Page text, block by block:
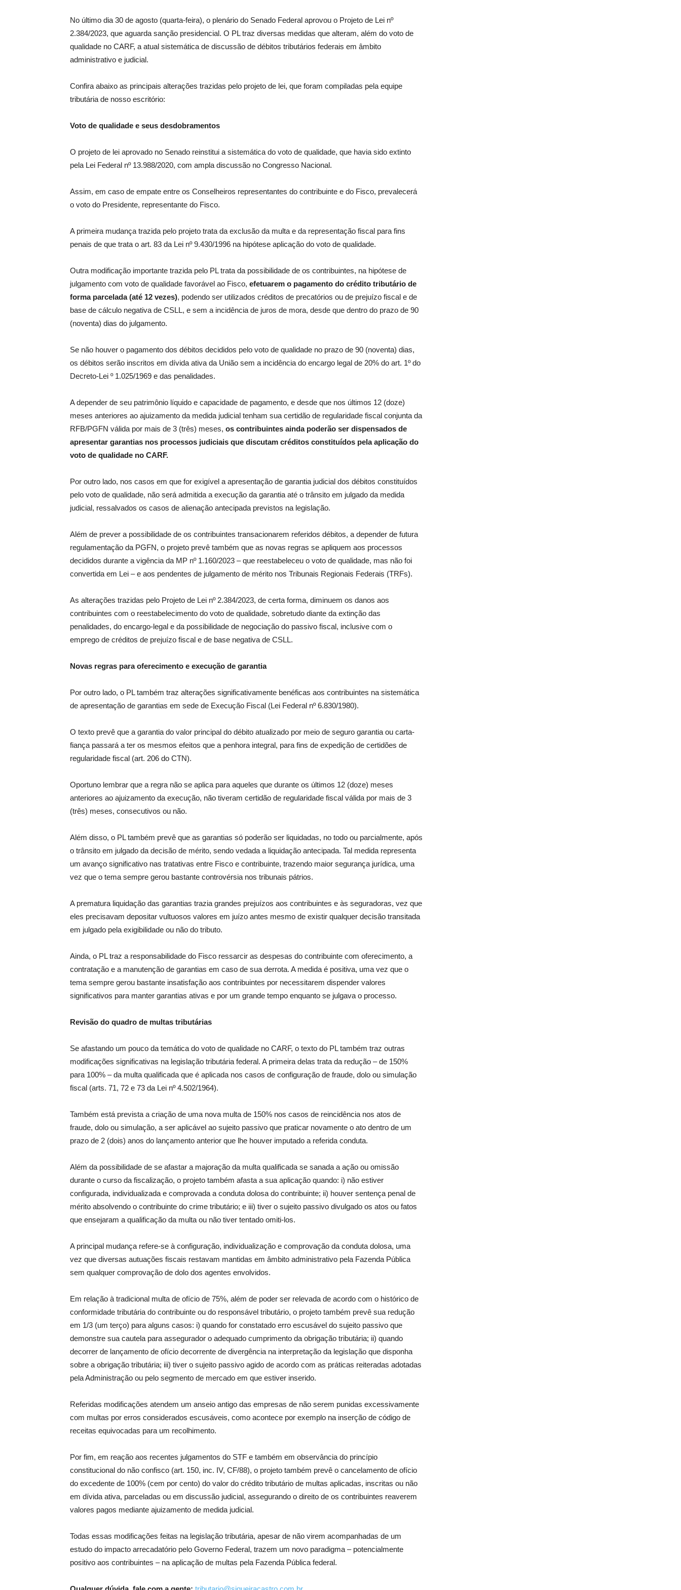
No último dia 30 de agosto (quarta-feira), o plenário do Senado Federal aprovou o Projeto de Lei nº
2.384/2023, que aguarda sanção presidencial. O PL traz diversas medidas que alteram, além do voto de
qualidade no CARF, a atual sistemática de discussão de débitos tributários federais em âmbito
administrativo e judicial.
Confira abaixo as principais alterações trazidas pelo projeto de lei, que foram compiladas pela equipe
tributária de nosso escritório:
Voto de qualidade e seus desdobramentos
O projeto de lei aprovado no Senado reinstitui a sistemática do voto de qualidade, que havia sido extinto
pela Lei Federal nº 13.988/2020, com ampla discussão no Congresso Nacional.
Assim, em caso de empate entre os Conselheiros representantes do contribuinte e do Fisco, prevalecerá
o voto do Presidente, representante do Fisco.
A primeira mudança trazida pelo projeto trata da exclusão da multa e da representação fiscal para fins
penais de que trata o art. 83 da Lei nº 9.430/1996 na hipótese aplicação do voto de qualidade.
Outra modificação importante trazida pelo PL trata da possibilidade de os contribuintes, na hipótese de
julgamento com voto de qualidade favorável ao Fisco, efetuarem o pagamento do crédito tributário de
forma parcelada (até 12 vezes), podendo ser utilizados créditos de precatórios ou de prejuízo fiscal e de
base de cálculo negativa de CSLL, e sem a incidência de juros de mora, desde que dentro do prazo de 90
(noventa) dias do julgamento.
Se não houver o pagamento dos débitos decididos pelo voto de qualidade no prazo de 90 (noventa) dias,
os débitos serão inscritos em dívida ativa da União sem a incidência do encargo legal de 20% do art. 1º do
Decreto-Lei º 1.025/1969 e das penalidades.
A depender de seu patrimônio líquido e capacidade de pagamento, e desde que nos últimos 12 (doze)
meses anteriores ao ajuizamento da medida judicial tenham sua certidão de regularidade fiscal conjunta da
RFB/PGFN válida por mais de 3 (três) meses, os contribuintes ainda poderão ser dispensados de
apresentar garantias nos processos judiciais que discutam créditos constituídos pela aplicação do
voto de qualidade no CARF.
Por outro lado, nos casos em que for exigível a apresentação de garantia judicial dos débitos constituídos
pelo voto de qualidade, não será admitida a execução da garantia até o trânsito em julgado da medida
judicial, ressalvados os casos de alienação antecipada previstos na legislação.
Além de prever a possibilidade de os contribuintes transacionarem referidos débitos, a depender de futura
regulamentação da PGFN, o projeto prevê também que as novas regras se apliquem aos processos
decididos durante a vigência da MP nº 1.160/2023 – que reestabeleceu o voto de qualidade, mas não foi
convertida em Lei – e aos pendentes de julgamento de mérito nos Tribunais Regionais Federais (TRFs).
As alterações trazidas pelo Projeto de Lei nº 2.384/2023, de certa forma, diminuem os danos aos
contribuintes com o reestabelecimento do voto de qualidade, sobretudo diante da extinção das
penalidades, do encargo-legal e da possibilidade de negociação do passivo fiscal, inclusive com o
emprego de créditos de prejuízo fiscal e de base negativa de CSLL.
Novas regras para oferecimento e execução de garantia
Por outro lado, o PL também traz alterações significativamente benéficas aos contribuintes na sistemática
de apresentação de garantias em sede de Execução Fiscal (Lei Federal nº 6.830/1980).
O texto prevê que a garantia do valor principal do débito atualizado por meio de seguro garantia ou carta-
fiança passará a ter os mesmos efeitos que a penhora integral, para fins de expedição de certidões de
regularidade fiscal (art. 206 do CTN).
Oportuno lembrar que a regra não se aplica para aqueles que durante os últimos 12 (doze) meses
anteriores ao ajuizamento da execução, não tiveram certidão de regularidade fiscal válida por mais de 3
(três) meses, consecutivos ou não.
Além disso, o PL também prevê que as garantias só poderão ser liquidadas, no todo ou parcialmente, após
o trânsito em julgado da decisão de mérito, sendo vedada a liquidação antecipada. Tal medida representa
um avanço significativo nas tratativas entre Fisco e contribuinte, trazendo maior segurança jurídica, uma
vez que o tema sempre gerou bastante controvérsia nos tribunais pátrios.
A prematura liquidação das garantias trazia grandes prejuízos aos contribuintes e às seguradoras, vez que
eles precisavam depositar vultuosos valores em juízo antes mesmo de existir qualquer decisão transitada
em julgado pela exigibilidade ou não do tributo.
Ainda, o PL traz a responsabilidade do Fisco ressarcir as despesas do contribuinte com oferecimento, a
contratação e a manutenção de garantias em caso de sua derrota. A medida é positiva, uma vez que o
tema sempre gerou bastante insatisfação aos contribuintes por necessitarem dispender valores
significativos para manter garantias ativas e por um grande tempo enquanto se julgava o processo.
Revisão do quadro de multas tributárias
Se afastando um pouco da temática do voto de qualidade no CARF, o texto do PL também traz outras
modificações significativas na legislação tributária federal. A primeira delas trata da redução – de 150%
para 100% – da multa qualificada que é aplicada nos casos de configuração de fraude, dolo ou simulação
fiscal (arts. 71, 72 e 73 da Lei nº 4.502/1964).
Também está prevista a criação de uma nova multa de 150% nos casos de reincidência nos atos de
fraude, dolo ou simulação, a ser aplicável ao sujeito passivo que praticar novamente o ato dentro de um
prazo de 2 (dois) anos do lançamento anterior que lhe houver imputado a referida conduta.
Além da possibilidade de se afastar a majoração da multa qualificada se sanada a ação ou omissão
durante o curso da fiscalização, o projeto também afasta a sua aplicação quando: i) não estiver
configurada, individualizada e comprovada a conduta dolosa do contribuinte; ii) houver sentença penal de
mérito absolvendo o contribuinte do crime tributário; e iii) tiver o sujeito passivo divulgado os atos ou fatos
que ensejaram a qualificação da multa ou não tiver tentado omiti-los.
A principal mudança refere-se à configuração, individualização e comprovação da conduta dolosa, uma
vez que diversas autuações fiscais restavam mantidas em âmbito administrativo pela Fazenda Pública
sem qualquer comprovação de dolo dos agentes envolvidos.
Em relação à tradicional multa de ofício de 75%, além de poder ser relevada de acordo com o histórico de
conformidade tributária do contribuinte ou do responsável tributário, o projeto também prevê sua redução
em 1/3 (um terço) para alguns casos: i) quando for constatado erro escusável do sujeito passivo que
demonstre sua cautela para assegurador o adequado cumprimento da obrigação tributária; ii) quando
decorrer de lançamento de ofício decorrente de divergência na interpretação da legislação que disponha
sobre a obrigação tributária; iii) tiver o sujeito passivo agido de acordo com as práticas reiteradas adotadas
pela Administração ou pelo segmento de mercado em que estiver inserido.
Referidas modificações atendem um anseio antigo das empresas de não serem punidas excessivamente
com multas por erros considerados escusáveis, como acontece por exemplo na inserção de código de
receitas equivocadas para um recolhimento.
Por fim, em reação aos recentes julgamentos do STF e também em observância do princípio
constitucional do não confisco (art. 150, inc. IV, CF/88), o projeto também prevê o cancelamento de ofício
do excedente de 100% (cem por cento) do valor do crédito tributário de multas aplicadas, inscritas ou não
em dívida ativa, parceladas ou em discussão judicial, assegurando o direito de os contribuintes reaverem
valores pagos mediante ajuizamento de medida judicial.
Todas essas modificações feitas na legislação tributária, apesar de não virem acompanhadas de um
estudo do impacto arrecadatório pelo Governo Federal, trazem um novo paradigma – potencialmente
positivo aos contribuintes – na aplicação de multas pela Fazenda Pública federal.